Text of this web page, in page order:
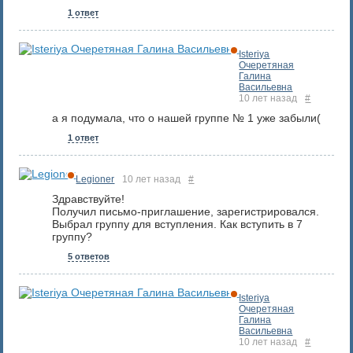
1 ответ
Isteriya
Очеретяная
Галина
Васильевна
10 лет назад
#
а я подумала, что о нашей группе № 1 уже забыли(
1 ответ
Legioner 10 лет назад #
Здравствуйте!
Получил письмо-приглашение, зарегистрировался.
Выбрал группу для вступления. Как вступить в 7
группу?
5 ответов
Isteriya
Очеретяная
Галина
Васильевна
10 лет назад
#